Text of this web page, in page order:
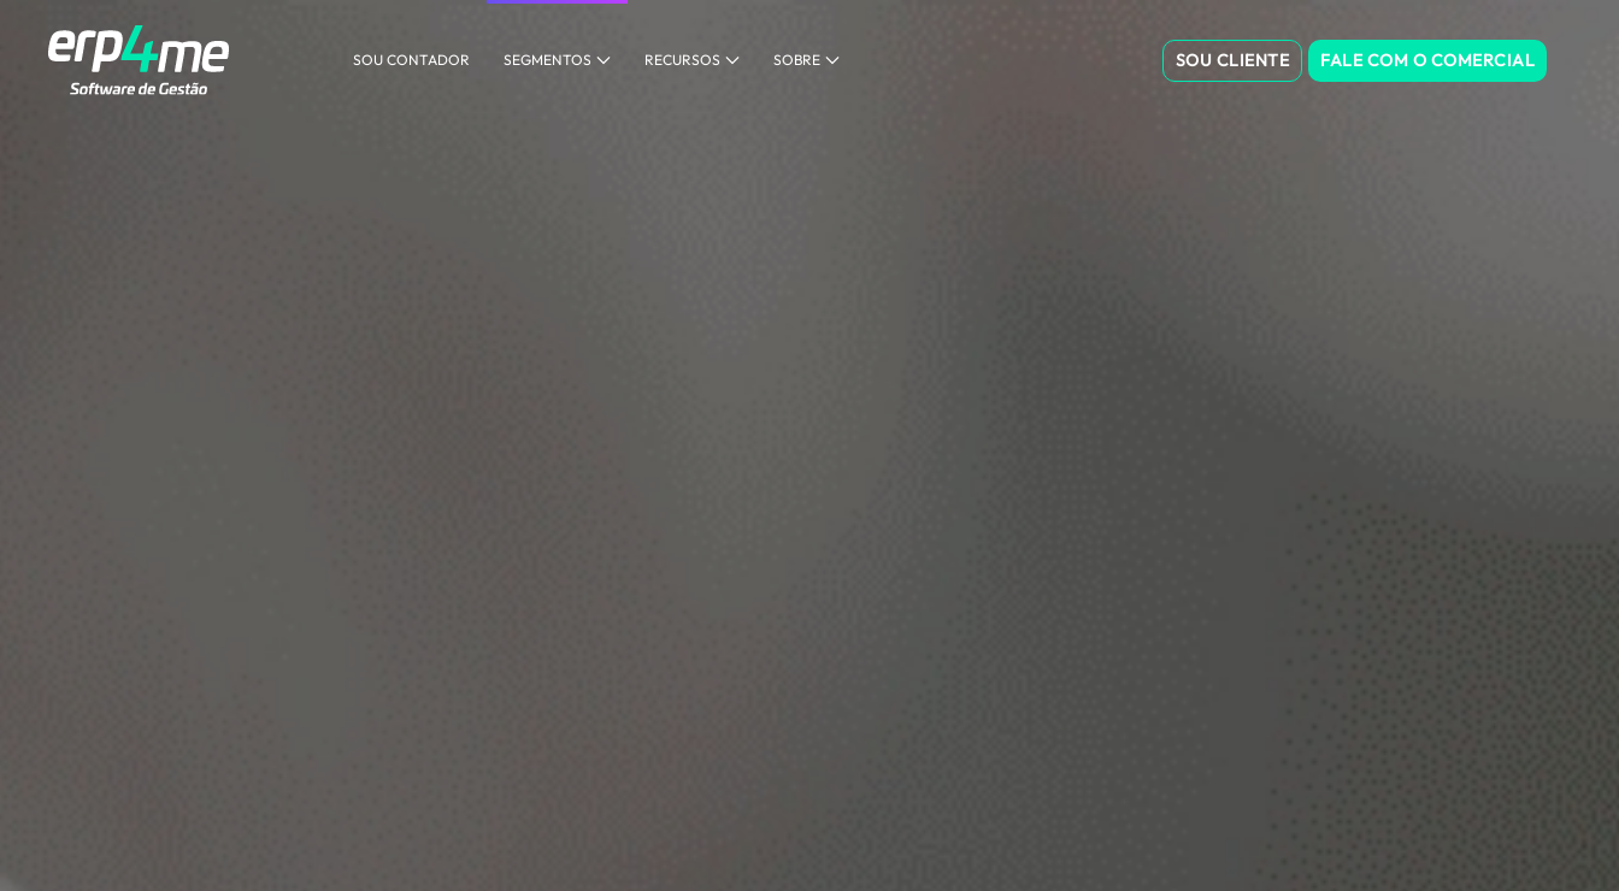
Skip to main content SOU CONTADOR SEGMENTOS RECURSOS SOBRE SOU CLIENTE FALE COM O COMERCIAL